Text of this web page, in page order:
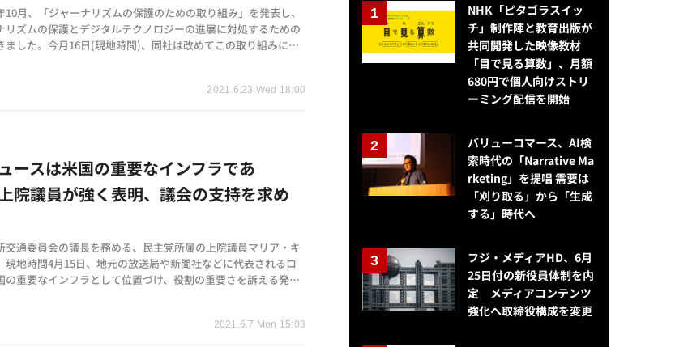
2021.6.23 Wed 18:00
月、「ジャーナリズムの保護のための取り組み」を発表し、
リズムの保護とデジタルテクノロジーの進展に対処するための
ました。今月16日(現地時間)、同社は改めてこの取り組みに関
ま…
2021.6.7 Mon 15:03
ースは米国の重要なインフラであ
院議員が強く表明、議会の支持を求め
交通委員会の議長を務める、民主党所属の上院議員マリア・キ
現地時間4月15日、地元の放送局や新聞社などに代表されるロ
の重要なインフラとして位置づけ、役割の重要さを訴える発言
ト…
NHK「ピタゴラスイッ
チ」制作陣と教育出版が
共同開発した映像教材
「目で見る算数」、月額
680円で個人向けストリ
ーミング配信を開始
バリューコマース、AI検
索時代の「Narrative Ma
rketing」を提唱 需要は
「刈り取る」から「生成
する」時代へ
フジ・メディアHD、6月
25日付の新役員体制を内
定 メディアコンテンツ
強化へ取締役構成を変更